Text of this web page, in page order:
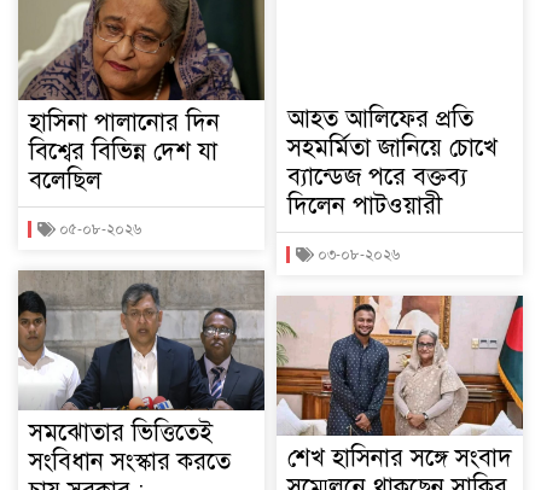
হাসিনা পালানোর দিন
বিশ্বের বিভিন্ন দেশ যা
বলেছিল
০৫-০৮-২০২৬
সমঝোতার ভিত্তিতেই
সংবিধান সংস্কার করতে
আহত আলিফের প্রতি
সহমর্মিতা জানিয়ে চোখে
ব্যান্ডেজ পরে বক্তব্য
দিলেন পাটওয়ারী
০৩-০৮-২০২৬
শেখ হাসিনার সঙ্গে সংবাদ